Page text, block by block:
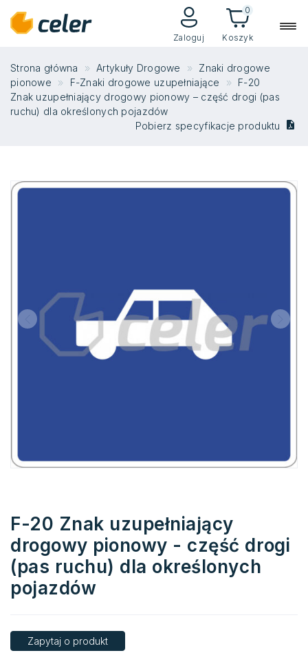
Zaloguj Koszyk
0
Strona główna Artykuły Drogowe
Znaki drogowe
pionowe
F-Znaki drogowe uzupełniające
F-20
Znak uzupełniający drogowy pionowy – część drogi (pas
ruchu) dla określonych pojazdów
Pobierz specyfikacje produktu
F-20 Znak uzupełniający
drogowy pionowy - część drogi
(pas ruchu) dla określonych
pojazdów
Zapytaj o produkt